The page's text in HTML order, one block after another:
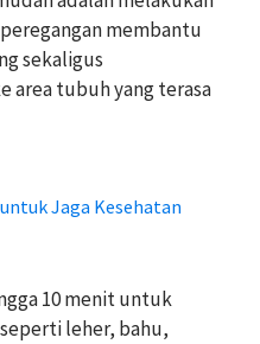
membantu
sekaligus
area tubuh yang terasa
Jaga Kesehatan
10 menit untuk
leher, bahu,